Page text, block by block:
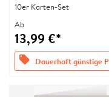
10er Karten-Set
Ab
13,99 €*
offers Dauerhaft günstige